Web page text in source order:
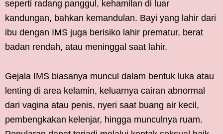
seperti radang panggul, kehamilan di luar
kandungan, bahkan kemandulan. Bayi yang lahir dari
ibu dengan IMS juga berisiko lahir prematur, berat
badan rendah, atau meninggal saat lahir.
Gejala IMS biasanya muncul dalam bentuk luka atau
lenting di area kelamin, keluarnya cairan abnormal
dari vagina atau penis, nyeri saat buang air kecil,
pembengkakan kelenjar, hingga munculnya ruam.